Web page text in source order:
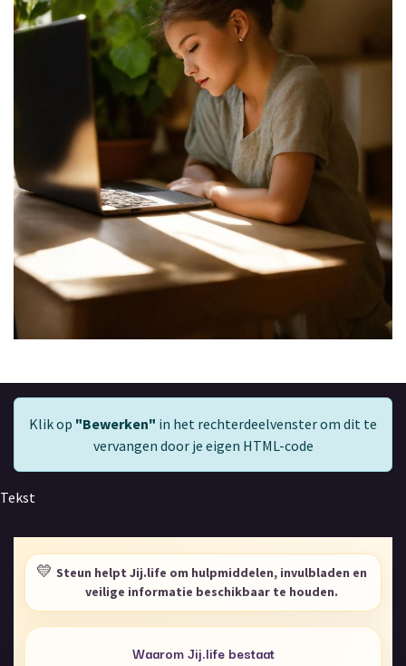
Klik op "Bewerken" in het rechterdeelvenster om dit te
vervangen door je eigen HTML-code
Tekst
💛 Steun helpt Jij.life om hulpmiddelen, invulbladen en
veilige informatie beschikbaar te houden.
Waarom Jij.life bestaat